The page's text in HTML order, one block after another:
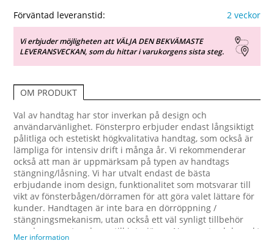
Förväntad leveranstid: 2 veckor
Vi erbjuder möjligheten att VÄLJA DEN BEKVÄMASTE
LEVERANSVECKAN, som du hittar i varukorgens sista steg.
OM PRODUKT
Val av handtag har stor inverkan på design och
användarvänlighet. Fönsterpro erbjuder endast långsiktigt
pålitliga och estetiskt högkvalitativa handtag, som också är
lämpliga för intensiv drift i många år. Vi rekommenderar
också att man är uppmärksam på typen av handtags
stängning/låsning. Vi har utvalt endast de bästa
erbjudande inom design, funktionalitet som motsvarar till
vikt av fönsterbågen/dörramen för att göra valet lättare för
kunder. Handtagen är inte bara en dörröppning /
stängningsmekanism, utan också ett väl synligt tillbehör
som kan ge extra charm till interiören. Noggrant och korrekt
valt kommer handtagen definitivt att bli en framgångsrik
Mer information